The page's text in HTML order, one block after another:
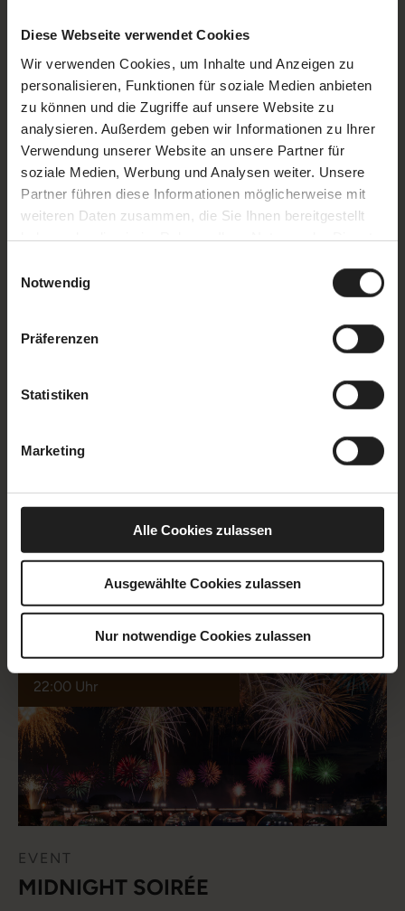
Diese Webseite verwendet Cookies
Wir verwenden Cookies, um Inhalte und Anzeigen zu
personalisieren, Funktionen für soziale Medien anbieten
zu können und die Zugriffe auf unsere Website zu
analysieren. Außerdem geben wir Informationen zu Ihrer
Verwendung unserer Website an unsere Partner für
soziale Medien, Werbung und Analysen weiter. Unsere
Partner führen diese Informationen möglicherweise mit
weiteren Daten zusammen, die Sie Ihnen bereitgestellt
Notwendig
Präferenzen
Statistiken
Marketing
Alle Cookies zulassen
Ausgewählte Cookies zulassen
Nur notwendige Cookies zulassen
Uhr
EVENT
Ihre Liebsten, köstliches Essen, Livemusik und ein
spektakulärer Ausblick.
31.12.2026 | 19:00 Uhr oder
22:00 Uhr
EVENT
MIDNIGHT SOIRÉE